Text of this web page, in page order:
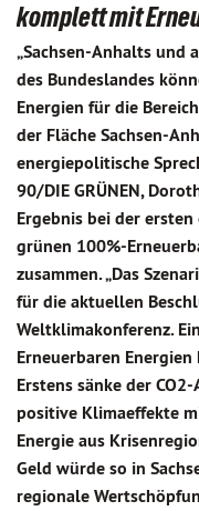
komplett mit
„Sachsen-Anhalts und
des Bundeslandes
Energien für die
der Fläche Sachsen-
energiepolitische
90/DIE GRÜNEN,
Ergebnis bei der
grünen 100%-
zusammen. „Das
für die aktuellen
Weltklimakonferenz.
Erneuerbaren
Erstens sänke der
positive Klimaeffekte
Energie aus
Geld würde so in
regionale